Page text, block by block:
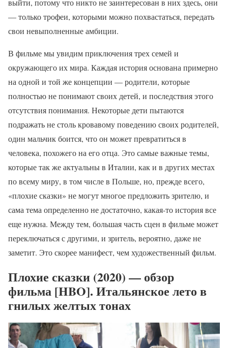
выйти, потому что никто не заинтересован в них здесь, они
— только трофеи, которыми можно похвастаться, передать
свои невыполненные амбиции.
В фильме мы увидим приключения трех семей и
окружающего их мира. Каждая история основана примерно
на одной и той же концепции — родители, которые
полностью не понимают своих детей, и последствия этого
отсутствия понимания. Некоторые дети пытаются
подражать не столь кровавому поведению своих родителей,
один мальчик боится, что он может превратиться в
человека, похожего на его отца. Это самые важные темы,
которые так же актуальны в Италии, как и в других местах
по всему миру, в том числе в Польше, но, прежде всего,
«плохие сказки» не могут многое предложить зрителю, и
сама тема определенно не достаточно, какая-то история все
еще нужна. Между тем, большая часть сцен в фильме может
переключаться с другими, и зритель, вероятно, даже не
заметит. Это скорее манифест, чем художественный фильм.
Плохие сказки (2020) — обзор
фильма [HBO]. Итальянское лето в
гнилых желтых тонах